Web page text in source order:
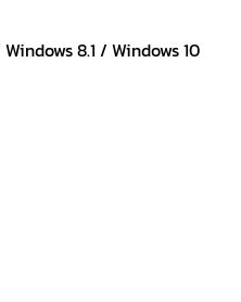
8.1 / Windows 10